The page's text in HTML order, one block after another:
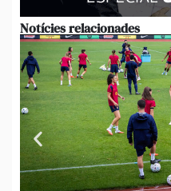
Notícies relacionades